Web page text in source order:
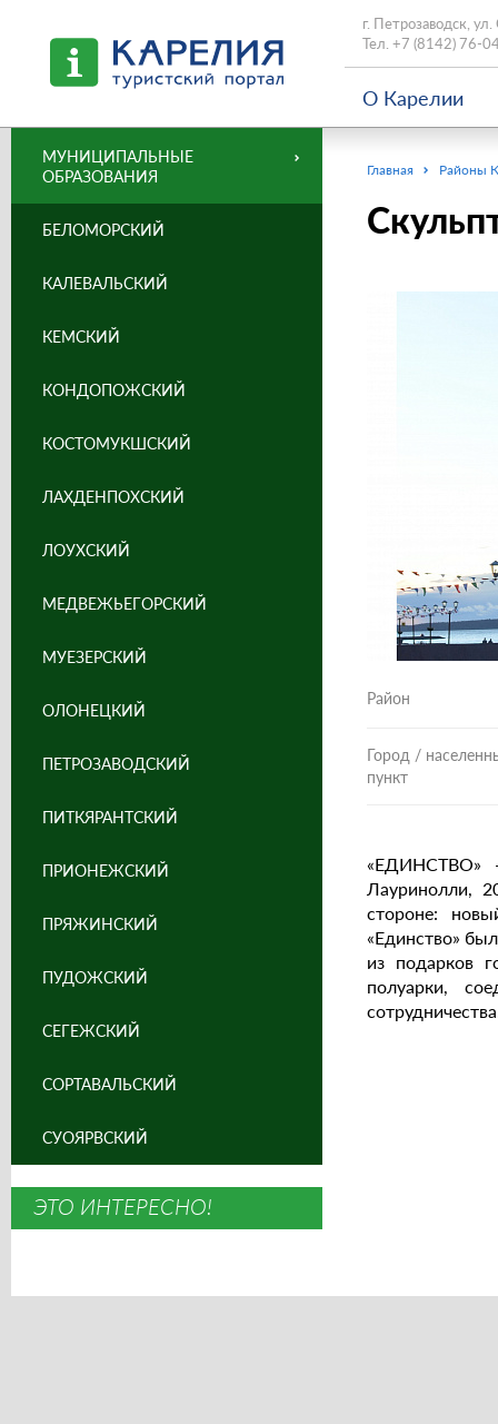
г. Петрозаводск,
Тел. +7 (8142) 76-
О Карелии
Главная Районы
Район
Город /
пункт
«ЕДИНСТВО»
Лауринолли,
стороне:
«Единство»
из подарков
полуарки,
МУНИЦИПАЛЬНЫЕ
ОБРАЗОВАНИЯ
БЕЛОМОРСКИЙ
КАЛЕВАЛЬСКИЙ
КЕМСКИЙ
КОНДОПОЖСКИЙ
КОСТОМУКШСКИЙ
ЛАХДЕНПОХСКИЙ
ЛОУХСКИЙ
МЕДВЕЖЬЕГОРСКИЙ
МУЕЗЕРСКИЙ
ОЛОНЕЦКИЙ
ПЕТРОЗАВОДСКИЙ
ПИТКЯРАНТСКИЙ
ПРИОНЕЖСКИЙ
ПРЯЖИНСКИЙ
ПУДОЖСКИЙ
СЕГЕЖСКИЙ
СОРТАВАЛЬСКИЙ
СУОЯРВСКИЙ
ЭТО ИНТЕРЕСНО!